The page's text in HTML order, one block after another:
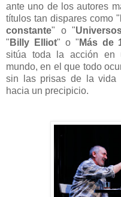
ante uno de los autores
títulos tan dispares como "
constante" o "
" Billy Elliot" o " Más de
sitúa toda la acción en
mundo, en el que todo
sin las prisas de la vida
hacia un precipicio.